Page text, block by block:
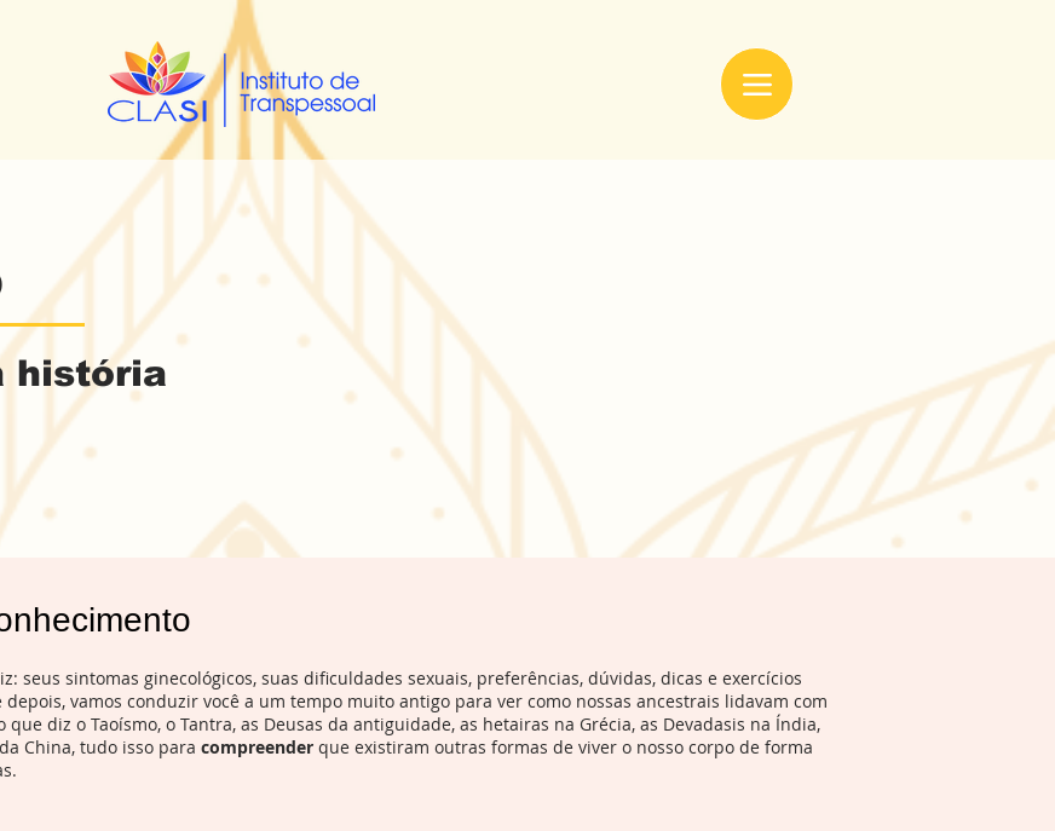
história
seus sintomas ginecológicos, suas dificuldades sexuais, preferências, dúvidas, dicas e exercícios
vamos conduzir você a um tempo muito antigo para ver como nossas ancestrais lidavam com
que diz o Taoísmo, o Tantra, as Deusas da antiguidade, as hetairas na Grécia, as Devadasis na Índia,
China, tudo isso para compreender que existiram outras formas de viver o nosso corpo de forma